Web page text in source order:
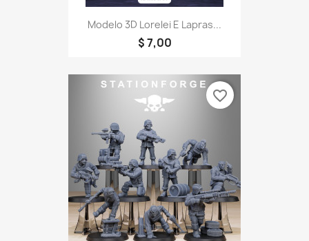
Modelo 3D Lorelei E Lapras...
$ 7,00
favorite_border